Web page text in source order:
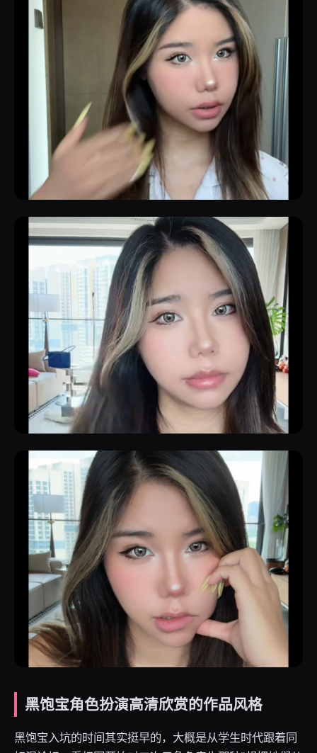
黑饱宝角色扮演高清欣赏的作品风格
黑饱宝入坑的时间其实挺早的，大概是从学生时代跟着同